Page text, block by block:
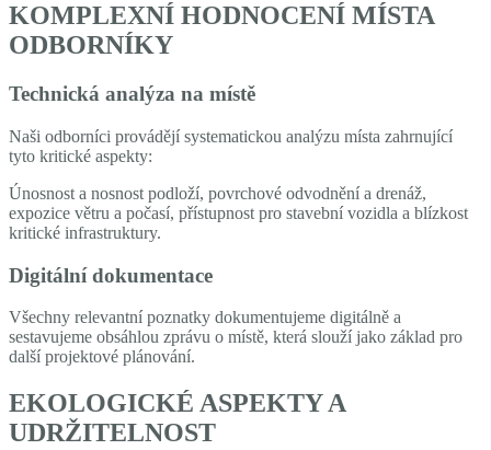
KOMPLEXNÍ HODNOCENÍ MÍSTA
ODBORNÍKY
Technická analýza na místě
Naši odborníci provádějí systematickou analýzu místa zahrnující
tyto kritické aspekty:
Únosnost a nosnost podloží, povrchové odvodnění a drenáž,
expozice větru a počasí, přístupnost pro stavební vozidla a blízkost
kritické infrastruktury.
Digitální dokumentace
Všechny relevantní poznatky dokumentujeme digitálně a
sestavujeme obsáhlou zprávu o místě, která slouží jako základ pro
další projektové plánování.
EKOLOGICKÉ ASPEKTY A
UDRŽITELNOST